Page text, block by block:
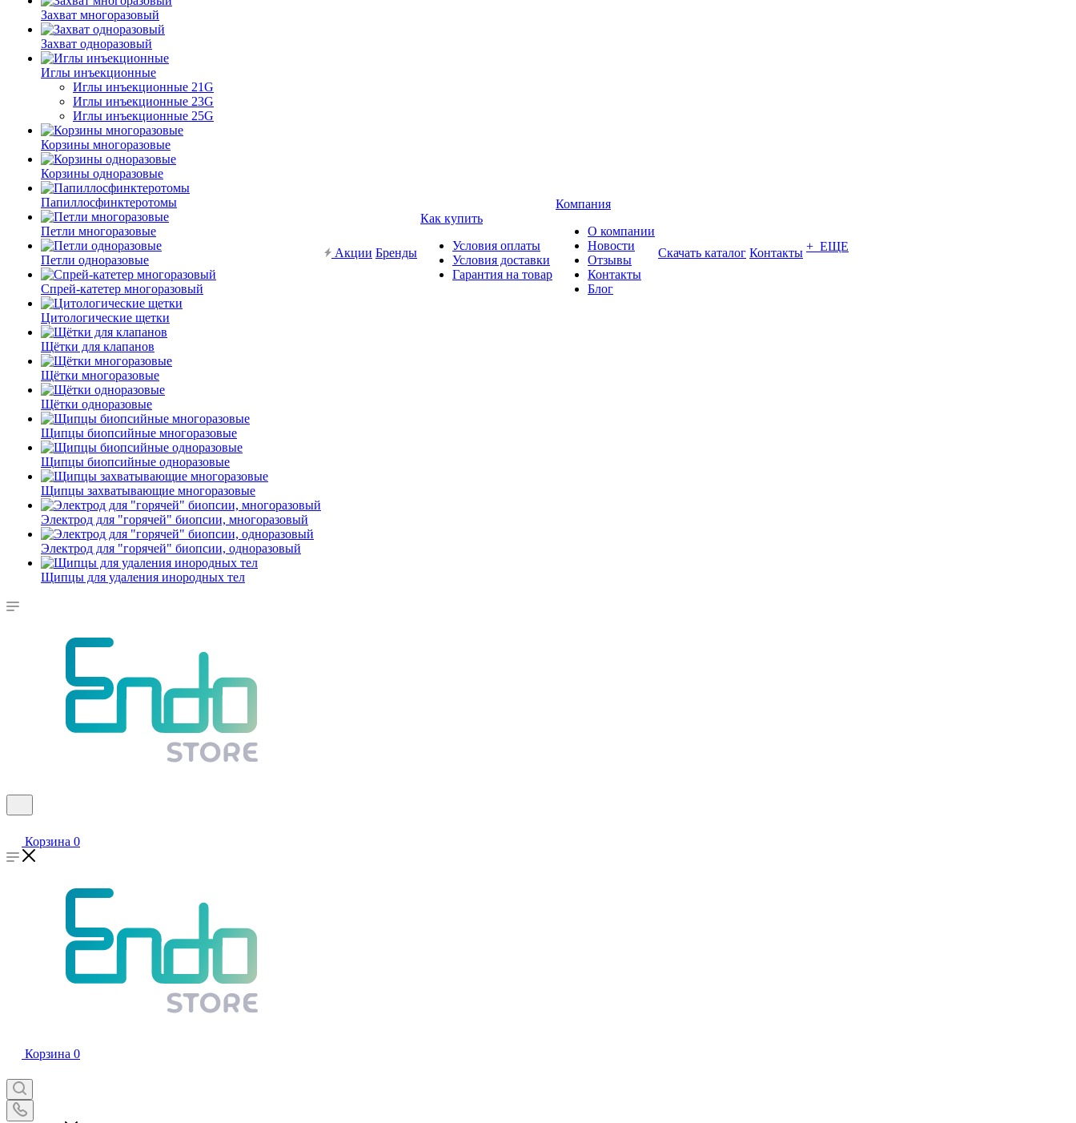
Захват многоразовый
Захват одноразовый
Иглы инъекционные
Иглы инъекционные 21G
Иглы инъекционные 23G
Иглы инъекционные 25G
Корзины многоразовые
Корзины одноразовые
Папиллосфинктеротомы
Петли многоразовые
Петли одноразовые
Спрей-катетер многоразовый
Цитологические щетки
Щётки для клапанов
Щётки многоразовые
Щётки одноразовые
Щипцы биопсийные многоразовые
Щипцы биопсийные одноразовые
Щипцы захватывающие многоразовые
Электрод для "горячей" биопсии, многоразовый
Электрод для "горячей" биопсии, одноразовый
Щипцы для удаления инородных тел
Акции Бренды
Как купить
Условия оплаты
Условия доставки
Гарантия на товар
Компания
О компании
Новости
Отзывы
Контакты
Блог
Скачать каталог Контакты + ЕЩЕ
Корзина 0
Корзина 0